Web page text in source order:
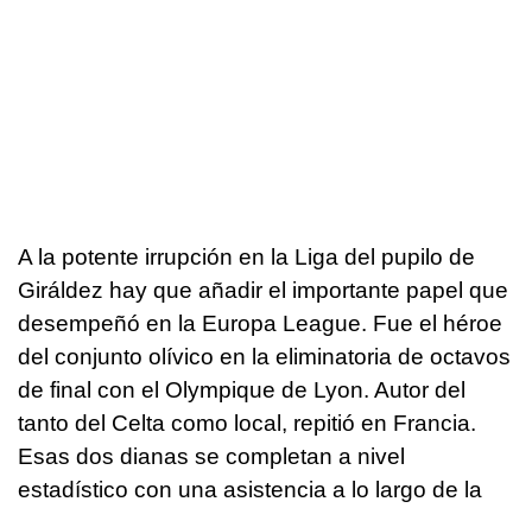
A la potente irrupción en la Liga del pupilo de
Giráldez hay que añadir el importante papel que
desempeñó en la Europa League. Fue el héroe
del conjunto olívico en la eliminatoria de octavos
de final con el Olympique de Lyon. Autor del
tanto del Celta como local, repitió en Francia.
Esas dos dianas se completan a nivel
estadístico con una asistencia a lo largo de la